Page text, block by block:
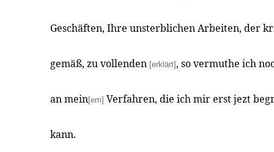
Geschäften, Ihre unsterblichen Arbeiten, der
gemäß, zu vollenden [erklärt] , so vermuthe ich
an mein[em] Verfahren, die ich mir erst jezt
kann.